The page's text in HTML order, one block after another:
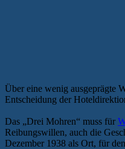
Über eine wenig ausgeprägte
Entscheidung der
Das „Drei Mohren“ muss für
Reibungswillen, auch die
Dezember 1938 als Ort, für